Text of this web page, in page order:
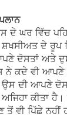
ਦੇ ਘਰ ਵਿੱਚ
ਦੇ ਰੂਪ
ਦੋਸਤਾਂ ਅਤੇ
ਨੇ ਕਦੇ ਵੀ ਆਪਣੇ
ਦੀ ਆਪਣੇ
ਕੀਤਾ ਹੈ।
ਵੀ ਪਿੱਛੇ ਨਹੀਂ